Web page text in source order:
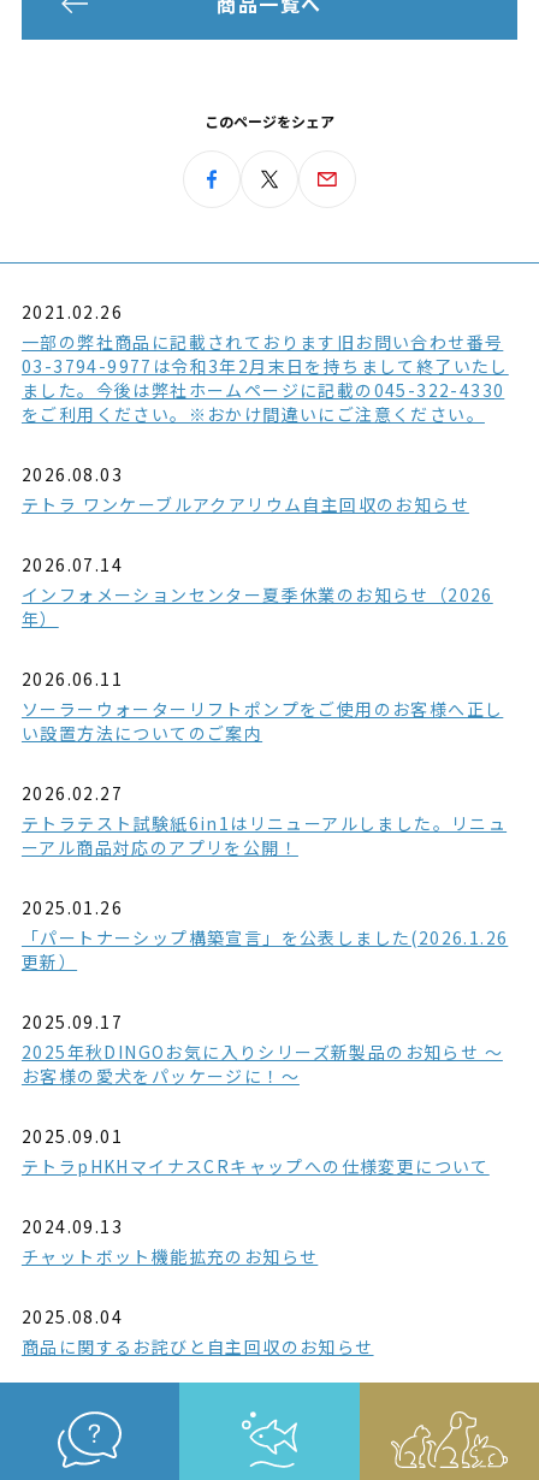
このページをシェア
2021.02.26
一部の弊社商品に記載されております旧お問い合わせ番号
03-3794-9977は令和3年2月末日を持ちまして終了いたし
ました。今後は弊社ホームページに記載の045-322-4330
をご利用ください。※おかけ間違いにご注意ください。
2026.08.03
テトラ ワンケーブルアクアリウム自主回収のお知らせ
2026.07.14
インフォメーションセンター夏季休業のお知らせ（2026
年）
2026.06.11
ソーラーウォーターリフトポンプをご使用のお客様へ正し
い設置方法についてのご案内
2026.02.27
テトラテスト試験紙6in1はリニューアルしました。リニュ
ーアル商品対応のアプリを公開！
2025.01.26
「パートナーシップ構築宣言」を公表しました(2026.1.26
更新）
2025.09.17
2025年秋DINGOお気に入りシリーズ新製品のお知らせ ～
お客様の愛犬をパッケージに！～
2025.09.01
テトラpHKHマイナスCRキャップへの仕様変更について
2024.09.13
チャットボット機能拡充のお知らせ
2025.08.04
商品に関するお詫びと自主回収のお知らせ